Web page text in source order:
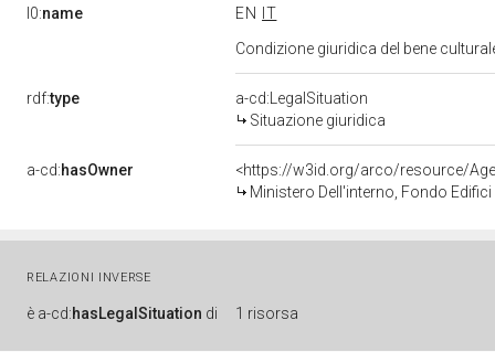
l0:name EN
IT
Condizione giuridica del bene
rdf:type
a-cd:LegalSituation
Situazione giuridica
a-cd:hasOwner
<https://w3id.org/arco/resource/
Ministero Dell'interno, Fondo Edifici
RELAZIONI INVERSE
è a-cd:hasLegalSituation di 1 risorsa